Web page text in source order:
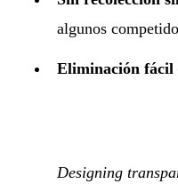
algunos
Eliminación fácil
Designing